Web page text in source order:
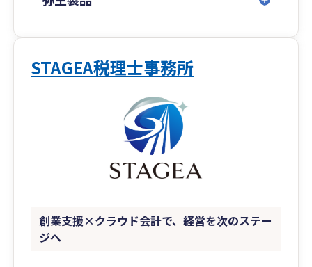
はじめまして！
静岡県静岡市の最高のＩＴ税理士法人、最高のＩ
Ｔ経営支援株式会社の代表税理士 戸越裕介（とご
えゆうすけ）と申します。
私の祖父と父は昔、大阪で工場を経営し、毎日朝
4時に起きて誰よりも早く出社し、ボイラーを焚
いて機械を温め、真っ黒になりながら汗をかき、
日が暮れるまで働いていました。
金繰りはお世辞にも順風満帆で安心経営とは言え
ず、金策に走る事も多かったと聞いています。
当時は、「黒字なのに資金繰りが厳しい理由」が
STAGEA税理士事務所
創業支援×クラウド会計で、経営を次のステー
ジへ